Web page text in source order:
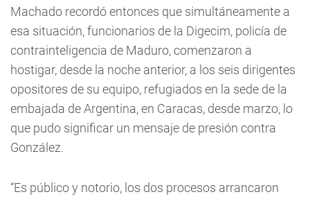
Machado recordó entonces que simultáneamente a
esa situación, funcionarios de la Digecim, policía de
contrainteligencia de Maduro, comenzaron a
hostigar, desde la noche anterior, a los seis dirigentes
opositores de su equipo, refugiados en la sede de la
embajada de Argentina, en Caracas, desde marzo, lo
que pudo significar un mensaje de presión contra
González.
“Es público y notorio, los dos procesos arrancaron